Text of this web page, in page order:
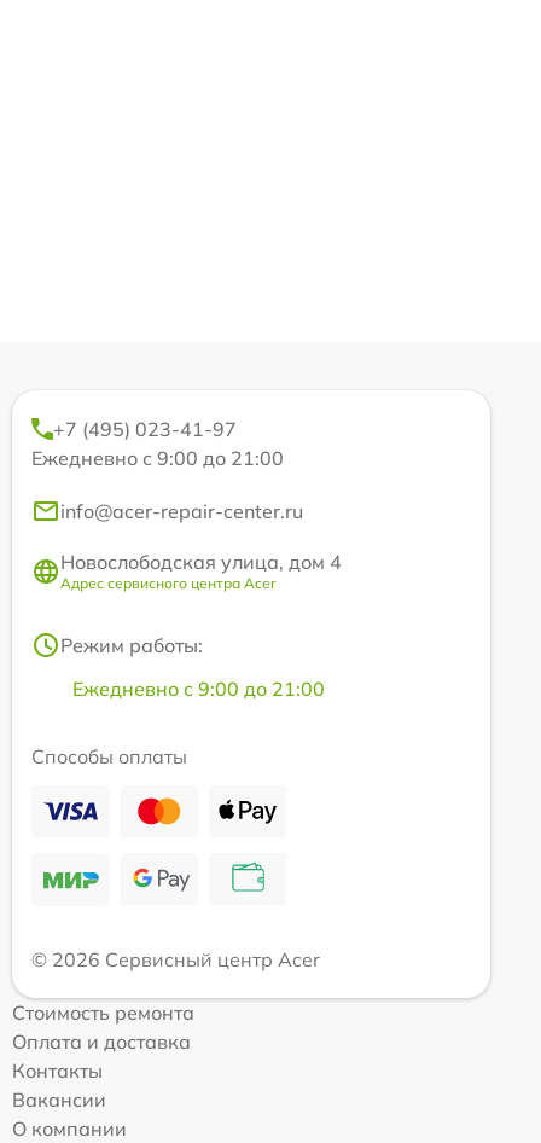
+7 (495) 023-41-97
Ежедневно с 9:00 до 21:00
info@acer-repair-center.ru
Новослободская улица, дом 4
Адрес сервисного центра Acer
Режим работы:
Ежедневно с 9:00 до 21:00
Способы оплаты
© 2026 Сервисный центр Acer
Стоимость ремонта
Оплата и доставка
Контакты
Вакансии
О компании